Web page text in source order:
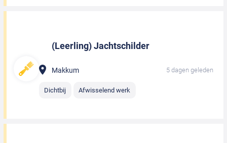
(Leerling) Jachtschilder
Makkum 5 dagen geleden
Dichtbij Afwisselend werk